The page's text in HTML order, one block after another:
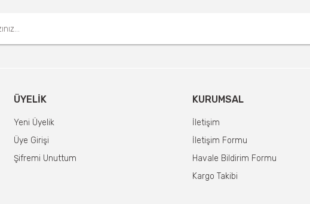
ÜYELIK
Yeni Üyelik
Üye Girişi
Şifremi Unuttum
KURUMSAL
İletişim
İletişim Formu
Havale Bildirim Formu
Kargo Takibi